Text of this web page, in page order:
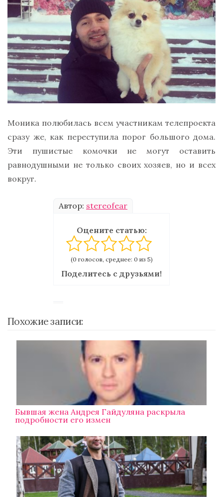
Моника полюбилась всем участникам телепроекта
сразу же, как переступила порог большого дома.
Эти пушистые комочки не могут оставить
равнодушными не только своих хозяев, но и всех
вокруг.
Автор: stereofear
Оцените статью:
(0 голосов, среднее: 0 из 5)
Поделитесь с друзьями!
Похожие записи:
Бывшая жена Андрея Гайдуляна раскрыла
подробности его измен